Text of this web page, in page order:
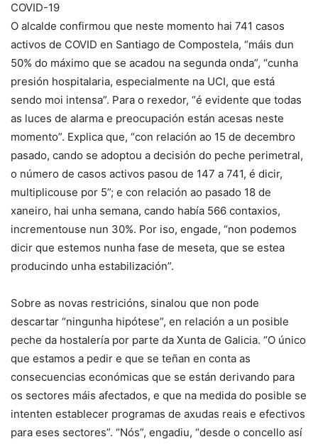
COVID-19
O alcalde confirmou que neste momento hai 741 casos
activos de COVID en Santiago de Compostela, “máis dun
50% do máximo que se acadou na segunda onda”, “cunha
presión hospitalaria, especialmente na UCI, que está
sendo moi intensa”. Para o rexedor, “é evidente que todas
as luces de alarma e preocupación están acesas neste
momento”. Explica que, “con relación ao 15 de decembro
pasado, cando se adoptou a decisión do peche perimetral,
o número de casos activos pasou de 147 a 741, é dicir,
multiplicouse por 5”; e con relación ao pasado 18 de
xaneiro, hai unha semana, cando había 566 contaxios,
incrementouse nun 30%. Por iso, engade, “non podemos
dicir que estemos nunha fase de meseta, que se estea
producindo unha estabilización”.
Sobre as novas restricións, sinalou que non pode
descartar “ningunha hipótese”, en relación a un posible
peche da hostalería por parte da Xunta de Galicia. “O único
que estamos a pedir e que se teñan en conta as
consecuencias económicas que se están derivando para
os sectores máis afectados, e que na medida do posible se
intenten establecer programas de axudas reais e efectivos
para eses sectores”. “Nós”, engadiu, “desde o concello así